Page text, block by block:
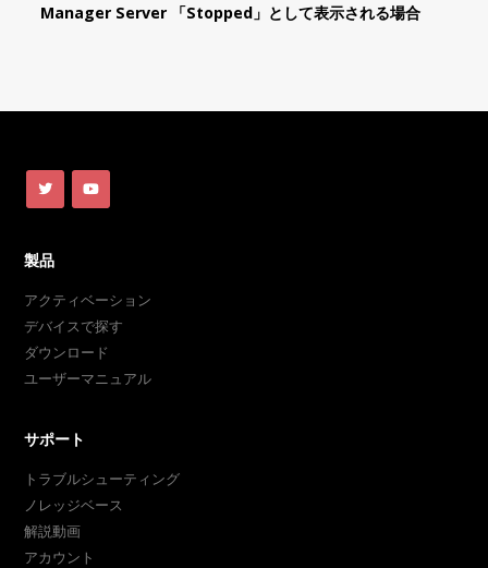
Manager Server 「Stopped」として表示される場合
製品
アクティベーション
デバイスで探す
ダウンロード
ユーザーマニュアル
サポート
トラブルシューティング
ノレッジベース
解説動画
アカウント